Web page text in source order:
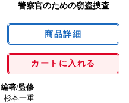
警察官のための窃盗捜査
カートに入れる
編著/監修
杉本一重